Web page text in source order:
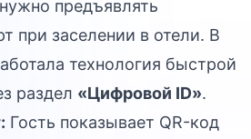
предъявлять
при заселении в отели. В
технология быстрой
раздел «Цифровой ID».
Гость показывает QR-код